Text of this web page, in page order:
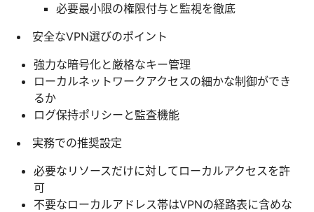
必要最小限の権限付与と監視を徹底
安全なVPN選びのポイント
強力な暗号化と厳格なキー管理
ローカルネットワークアクセスの細かな制御ができ
るか
ログ保持ポリシーと監査機能
実務での推奨設定
必要なリソースだけに対してローカルアクセスを許
可
不要なローカルアドレス帯はVPNの経路表に含めな